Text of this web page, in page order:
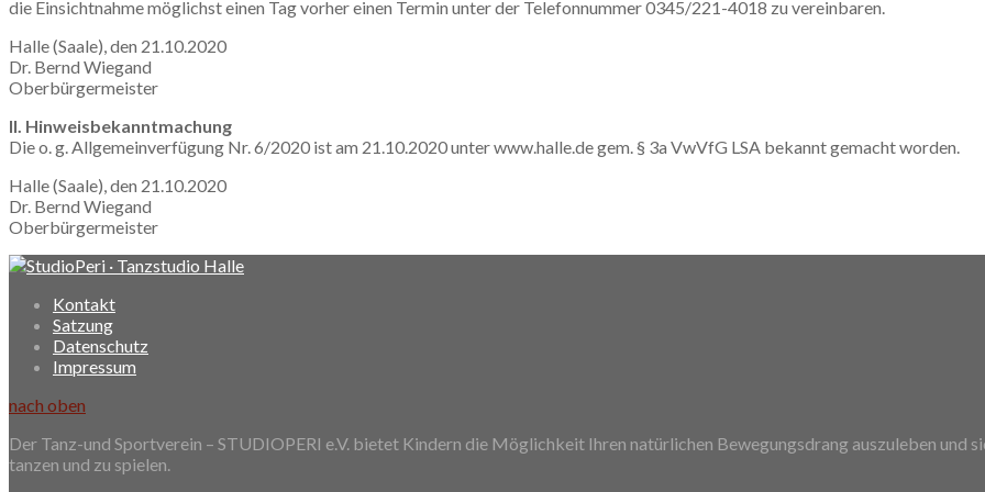
die Einsichtnahme möglichst einen Tag vorher einen Termin unter der Telefonnummer 0345/221-4018 zu vereinbaren.
Halle (Saale), den 21.10.2020
Dr. Bernd Wiegand
Oberbürgermeister
II. Hinweisbekanntmachung
Die o. g. Allgemeinverfügung Nr. 6/2020 ist am 21.10.2020 unter www.halle.de gem. § 3a VwVfG LSA bekannt gemacht worden.
Halle (Saale), den 21.10.2020
Dr. Bernd Wiegand
Oberbürgermeister
Kontakt
Satzung
Datenschutz
Impressum
nach oben
Der Tanz-und Sportverein – STUDIOPERI e.V. bietet Kindern die Möglichkeit Ihren natürlichen Bewegungsdrang auszuleben und
tanzen und zu spielen.